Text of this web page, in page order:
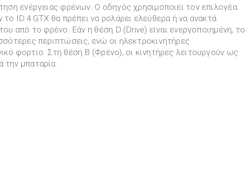
ενέργειας φρένων. Ο οδηγός χρησιμοποιεί τον επιλογέα
ID.4 GTX θα πρέπει να ρολάρει ελεύθερα ή να ανακτά
από το φρένο. Εάν η θέση D (Drive) είναι ενεργοποιημένη, το
περιπτώσεις, ενώ οι ηλεκτροκινητήρες
φορτίο. Στη θέση Β (Φρένο), οι κινητήρες λειτουργούν ως
την μπαταρία.